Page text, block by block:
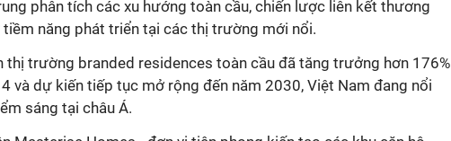
phân tích các xu hướng toàn cầu, chiến lược liên kết thương
tiềm năng phát triển tại các thị trường mới nổi.
thị trường branded residences toàn cầu đã tăng trưởng hơn 176%
và dự kiến tiếp tục mở rộng đến năm 2030, Việt Nam đang nổi
sáng tại châu Á.